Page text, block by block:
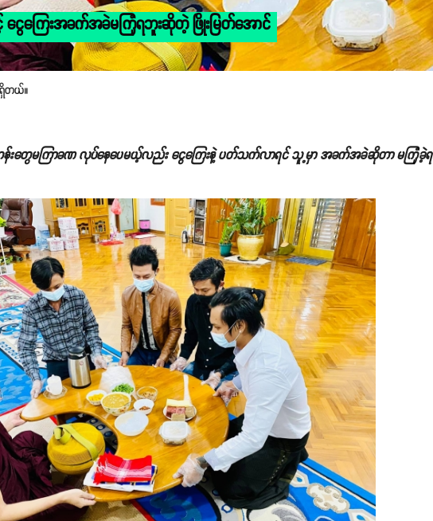
ကြေးအခက်အခဲမကြုံရဘူးဆိုတဲ့ ဖြိုးမြတ်အောင်
တယ်။
တွေမကြာခဏ လုပ်နေပေမယ့်လည်း ငွေကြေးနဲ့ ပတ်သက်လာရင် သူ့မှာ အခက်အခဲဆိုတာ မကြုံခဲ့ရ